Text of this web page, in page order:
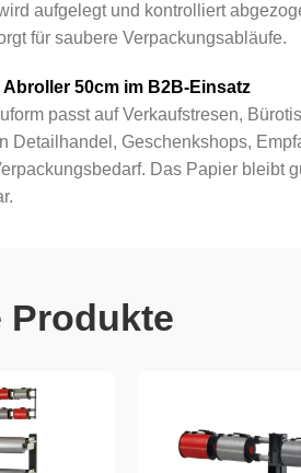
aufgelegt und kontrolliert
für saubere Verpackungsabläufe.
Abroller 50cm im B2B-Einsatz
passt auf Verkaufstresen,
Detailhandel, Geschenkshops,
Das Papier bleibt
Produkte